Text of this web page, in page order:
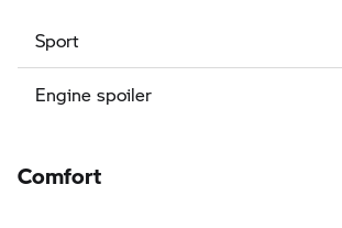
Sport
Engine spoiler
Comfort